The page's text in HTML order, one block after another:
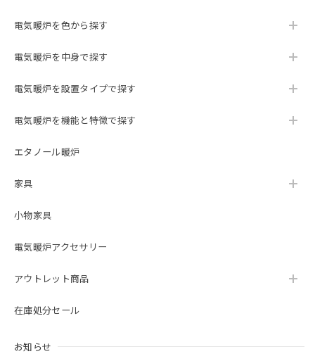
電気暖炉を色から探す
電気暖炉を中身で探す
電気暖炉を設置タイプで探す
電気暖炉を機能と特徴で探す
エタノール暖炉
家具
小物家具
電気暖炉アクセサリー
アウトレット商品
在庫処分セール
お知らせ